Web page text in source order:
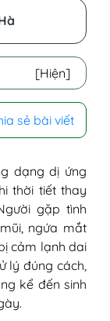
[Hiện]
anh
khô
sẻ bài viết
dạng dị ứng
thời tiết thay
gặp tình
ngứa mắt
cảm lạnh dai
lý đúng cách,
kể đến sinh